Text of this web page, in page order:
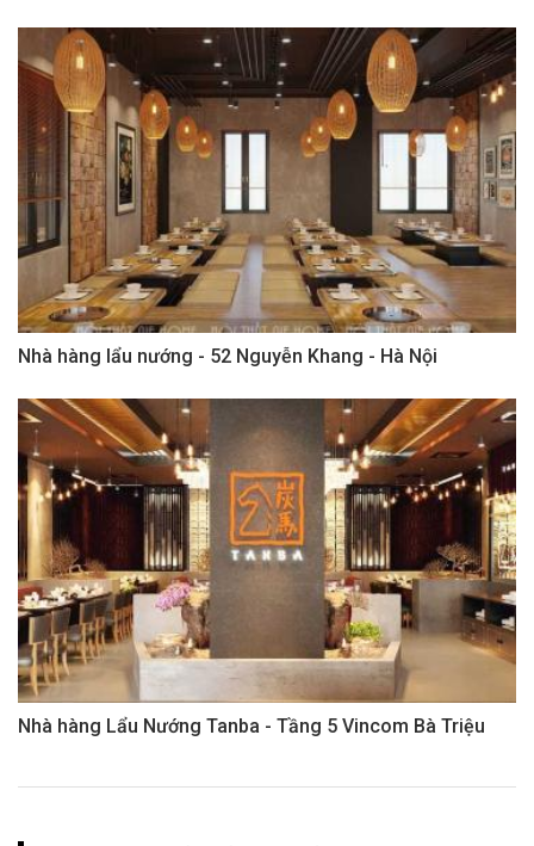
Nhà hàng lẩu nướng - 52 Nguyễn Khang - Hà Nội
Nhà hàng Lẩu Nướng Tanba - Tầng 5 Vincom Bà Triệu